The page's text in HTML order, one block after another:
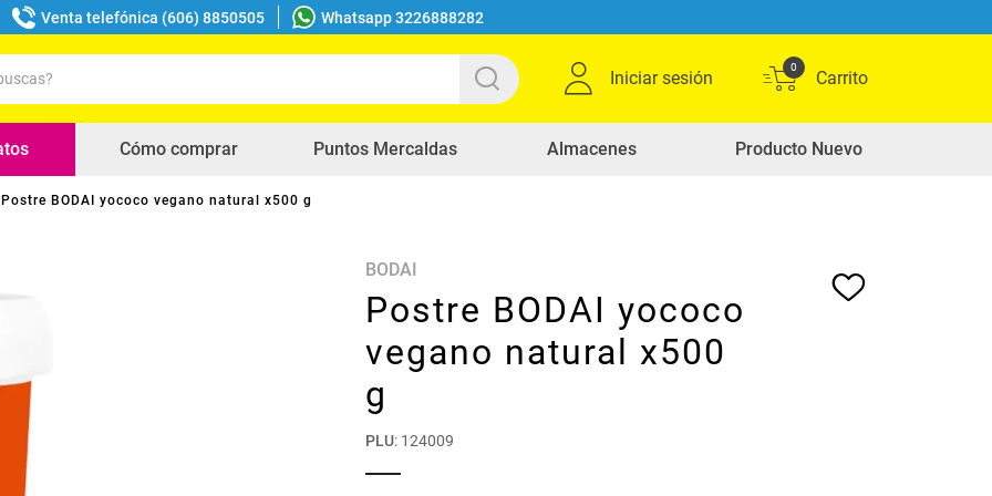
Venta telefónica (606) 8850505 Whatsapp 3226888282
Iniciar sesión
0
Cómo comprar Puntos Mercaldas Almacenes Producto Nuevo
Postre BODAI yococo vegano natural x500 g
BODAI
Postre BODAI yococo
vegano natural x500
g
PLU: 124009
buscados